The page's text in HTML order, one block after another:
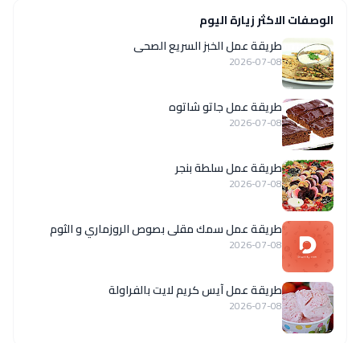
الوصفات الاكثر زيارة اليوم
طريقة عمل الخبز السريع الصحى
2026-07-08
طريقة عمل جاتو شاتوه
2026-07-08
طريقة عمل سلطة بنجر
2026-07-08
طريقة عمل سمك مقلى بصوص الروزماري و الثوم
2026-07-08
طريقة عمل آيس كريم لايت بالفراولة
2026-07-08